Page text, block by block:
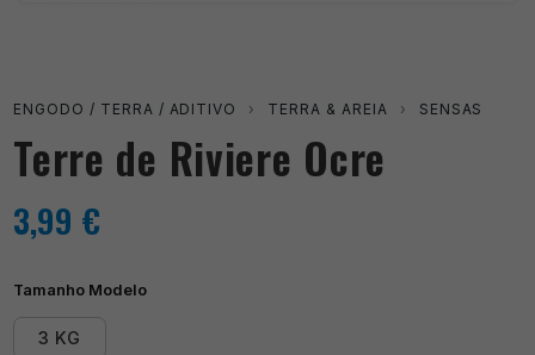
ENGODO / TERRA / ADITIVO › TERRA & AREIA › SENSAS
Terre de Riviere Ocre
3,99 €
Tamanho Modelo
3 KG